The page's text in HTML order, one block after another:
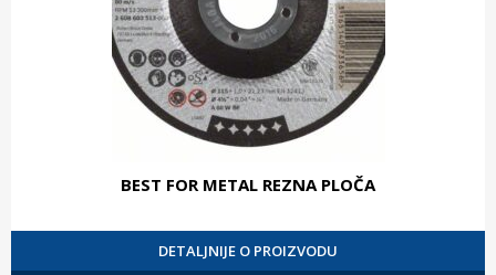
BEST FOR METAL REZNA PLOČA
DETALJNIJE O PROIZVODU